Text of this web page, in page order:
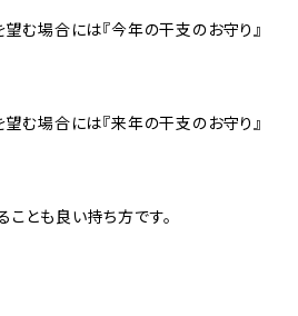
望む場合には『今年の干支のお守り』
望む場合には『来年の干支のお守り』
とも良い持ち方です。